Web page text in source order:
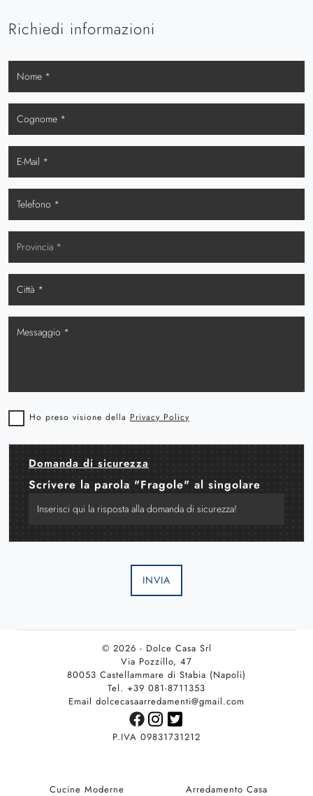
Richiedi informazioni
Ho preso visione della Privacy Policy
Domanda di sicurezza
Scrivere la parola "Fragole" al singolare
INVIA
© 2026 - Dolce Casa Srl
Via Pozzillo, 47
80053 Castellammare di Stabia (Napoli)
Tel. +39 081-8711353
Email dolcecasaarredamenti@gmail.com
P.IVA 09831731212
Cucine Moderne Arredamento Casa